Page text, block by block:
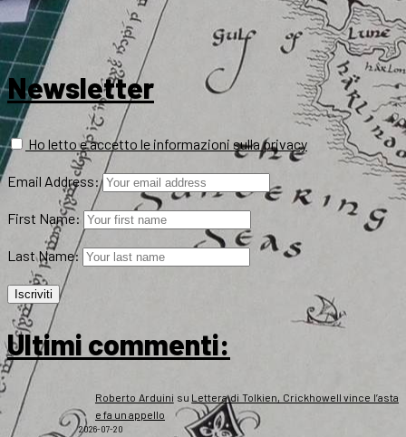
Newsletter
Ho letto e accetto le informazioni sulla privacy
Email Address:
First Name:
Last Name:
Ultimi commenti:
Roberto Arduini su Lettera di Tolkien, Crickhowell vince l’asta
e fa un appello
2026-07-20